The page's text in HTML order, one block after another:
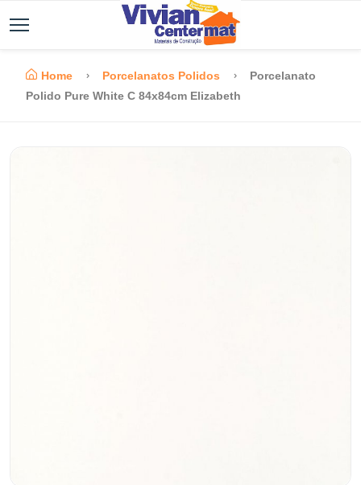
Home Porcelanatos Polidos
Porcelanato
Polido Pure White C 84x84cm Elizabeth